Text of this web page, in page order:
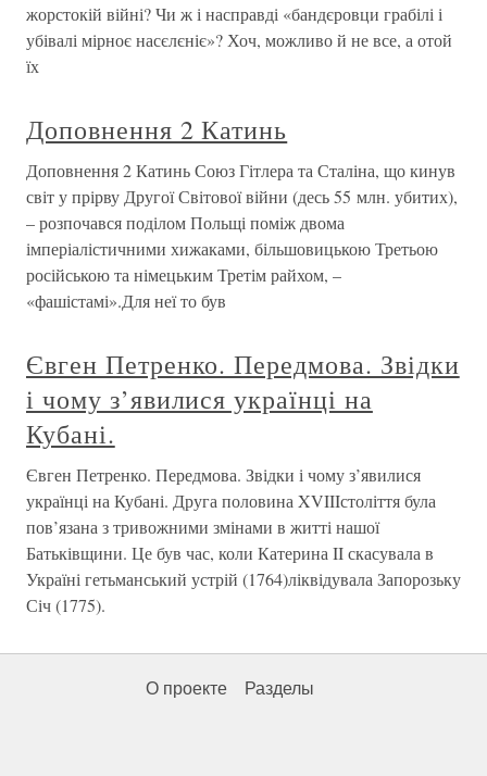
жорстокій війні? Чи ж і насправді «бандєровци грабілі і
убівалі мірноє насєлєніє»? Хоч, можливо й не все, а отой
їх
Доповнення 2 Катинь
Доповнення 2 Катинь Союз Гітлера та Сталіна, що кинув
світ у прірву Другої Світової війни (десь 55 млн. убитих),
– розпочався поділом Польщі поміж двома
імперіалістичними хижаками, більшовицькою Третьою
російською та німецьким Третім райхом, –
«фашістамі».Для неї то був
Євген Петренко. Передмова. Звідки
і чому з’явилися українці на
Кубані.
Євген Петренко. Передмова. Звідки і чому з’явилися
українці на Кубані. Друга половина XVIIIстоліття була
пов’язана з тривожними змінами в житті нашої
Батьківщини. Це був час, коли Катерина II скасувала в
Україні гетьманський устрій (1764)ліквідувала Запорозьку
Січ (1775).
О проекте Разделы